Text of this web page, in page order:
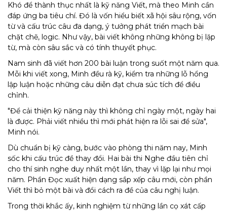
Khó để thành thục nhất là kỹ năng Viết, mà theo Minh cần
đáp ứng ba tiêu chí. Đó là vốn hiểu biết xã hội sâu rộng, vốn
từ và cấu trúc câu đa dạng, ý tưởng phát triển mạch bài
chặt chẽ, logic. Như vậy, bài viết không những không bị lặp
từ, mà còn sâu sắc và có tính thuyết phục.
Nam sinh đã viết hơn 200 bài luận trong suốt một năm qua.
Mỗi khi viết xong, Minh đều rà kỹ, kiểm tra những lỗ hổng
lập luận hoặc những câu diễn đạt chưa súc tích để điều
chỉnh.
"Để cải thiện kỹ năng này thì không chỉ ngày một, ngày hai
là được. Phải viết nhiều thì mới phát hiện ra lỗi sai để sửa",
Minh nói.
Dù chuẩn bị kỹ càng, bước vào phòng thi năm nay, Minh
sốc khi cấu trúc đề thay đổi. Hai bài thi Nghe đầu tiên chỉ
cho thí sinh nghe duy nhất một lần, thay vì lặp lại như mọi
năm. Phần Đọc xuất hiện dạng sắp xếp câu mới, còn phần
Viết thì bỏ một bài và đổi cách ra đề của câu nghị luận.
Trong thời khắc ấy, kinh nghiệm từ những lần cọ xát cấp